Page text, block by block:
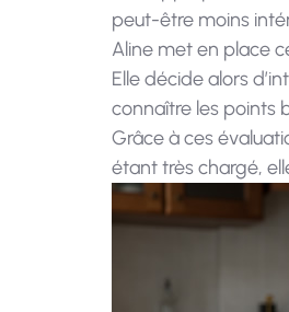
peut-être moins
Aline met en place
Elle décide alors
connaître les points
Grâce à ces
étant très chargé,